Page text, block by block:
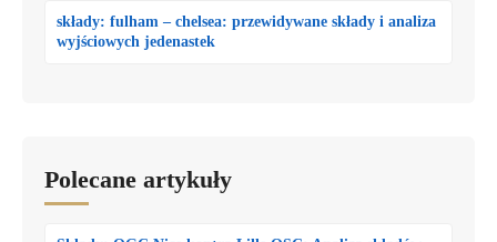
składy: fulham – chelsea: przewidywane składy i analiza
wyjściowych jedenastek
Polecane artykuły